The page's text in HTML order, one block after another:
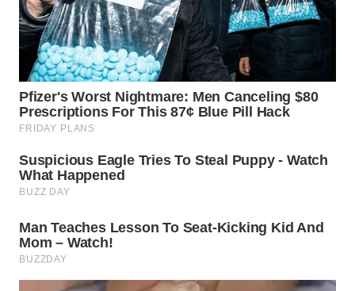
WN
KARAWANG
WN
BEKASI
WN
BOGOR
DEPOK
TAPANULI